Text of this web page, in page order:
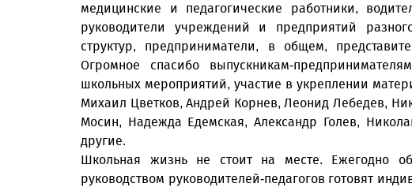
медицинские и педагогические работники,
руководители учреждений и предприятий
структур, предприниматели, в общем,
Огромное спасибо выпускникам-
школьных мероприятий, участие в укреп­лении
Михаил Цветков, Андрей Корнев, Леонид Лебедев,
Мосин, Надежда Едемская, Александр Голев,
другие.
Школьная жизнь не стоит на месте. Ежегодно
руководством руководителей-педагогов готовят